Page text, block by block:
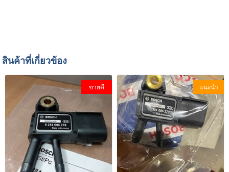
สินค้าที่เกี่ยวข้อง
ขายดี แนะนำ